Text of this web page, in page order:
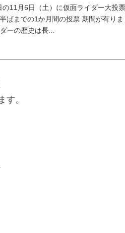
11月6日（土）に仮面ライダー大投
ばまでの1か月間の投票 期間が有り
ーの歴史は長...
す。